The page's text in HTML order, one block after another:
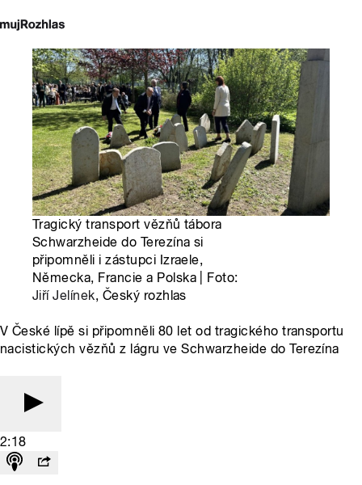
Tragický transport vězňů tábora
Schwarzheide do Terezína si
připomněli i zástupci Izraele,
Německa, Francie a Polska | Foto:
Jiří Jelínek, Český rozhlas
V České lípě si připomněli 80 let od tragického transportu
nacistických vězňů z lágru ve Schwarzheide do Terezína
2:18